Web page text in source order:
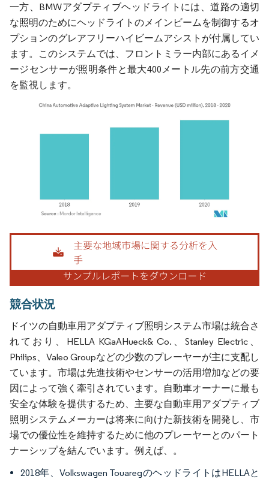
一方、BMWアダプティブヘッドライトには、道路の適切
な照明のためにヘッドライトのメインビームを制御するオ
プションのグレアフリーハイビームアシストが付属してい
ます。このシステムでは、フロントミラー内部にあるイメ
ージセンサーが照明条件と最大400メートル先の前方交通
を監視します。
画像 © Mordor Intelligence。再利用にはCC BY 4.0の表示が必要です。
競合状況
ドイツの自動車用アダプティブ照明システム市場は統合さ
れており、HELLA KGaAHueck& Co.、Stanley Electric、
Philips、Valeo Groupなどの少数のプレーヤーが主に支配し
ています。市場は先進技術やセンサーの活用増加などの要
因によって強く牽引されています。自動車オーナーに最も
安全な体験を提供するため、主要な自動車用アダプティブ
照明システムメーカーは将来に向けた新技術を開発し、市
場での優位性を維持するために他のプレーヤーとのパート
ナーシップを結んでいます。例えば、。
2018年、Volkswagen TouaregのヘッドライトはHELLAと